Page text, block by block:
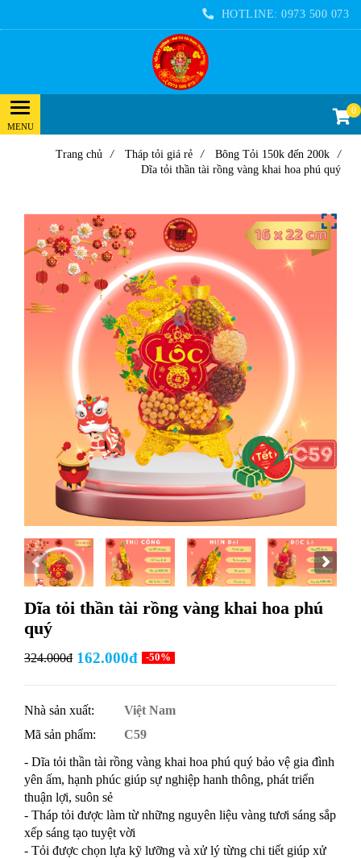
HOTLINE: 0973 500 073
0
Trang chủ / Tháp tỏi giá rẻ / Bông Tỏi 150k đến 200k
/
Dĩa tỏi thần tài rồng vàng khai hoa phú quý
Dĩa tỏi thần tài rồng vàng khai hoa phú
quý
324.000đ 162.000đ -50%
Nhà sản xuất:
Việt Nam
Mã sản phẩm:
C59
- Dĩa tỏi thần tài rồng vàng khai hoa phú quý bảo vệ gia đình
yên ấm, hạnh phúc giúp sự nghiệp hanh thông, phát triển
thuận lợi, suôn sẻ
- Tháp tỏi được làm từ những nguyên liệu vàng tươi sáng sắp
xếp sáng tạo tuyệt vời
- Tỏi được chọn lựa kỹ lưỡng và xử lý từng chi tiết giúp xử